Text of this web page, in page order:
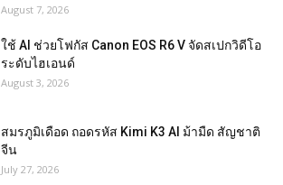
August 7, 2026
ใช้ AI ช่วยโฟกัส Canon EOS R6 V จัดสเปกวิดีโอ
ระดับไฮเอนด์
August 3, 2026
สมรภูมิเดือด ถอดรหัส Kimi K3 AI ม้ามืด สัญชาติ
จีน
July 27, 2026